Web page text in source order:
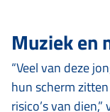
Muziek en
“Veel van deze
hun scherm
risico’s van